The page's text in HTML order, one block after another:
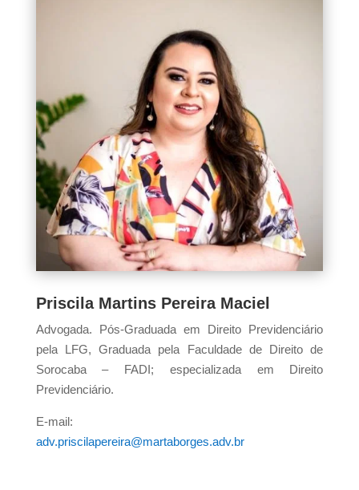
Priscila Martins Pereira Maciel
Advogada. Pós-Graduada em Direito Previdenciário
pela LFG, Graduada pela Faculdade de Direito de
Sorocaba – FADI; especializada em Direito
Previdenciário.
E-mail:
adv.priscilapereira@martaborges.adv.br